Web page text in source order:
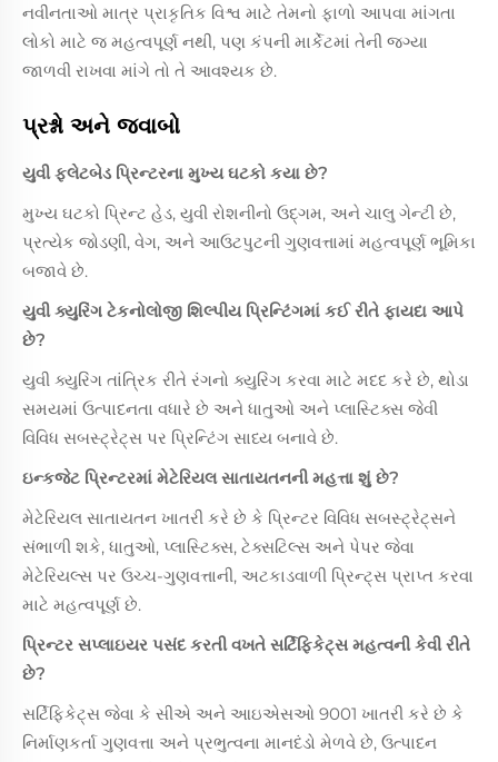
નવીનતાઓ માત્ર પ્રાકૃતિક વિશ્વ માટે તેમનો ફાળો આપવા માંગતા
લોકો માટે જ મહત્વપૂર્ણ નથી, પણ કંપની માર્કેટમાં તેની જગ્યા
જાળવી રાખવા માંગે તો તે આવશ્યક છે.
પ્રશ્નો અને જવાબો
યુવી ફ્લેટબેડ પ્રિન્ટરના મુખ્ય ઘટકો કયા છે?
મુખ્ય ઘટકો પ્રિન્ટ હેડ, યુવી રોશનીનો ઉદ્ગમ, અને ચાલુ ગેન્ટી છે,
પ્રત્યેક જોડણી, વેગ, અને આઉટપુટની ગુણવત્તામાં મહત્વપૂર્ણ ભૂમિકા
બજાવે છે.
યુવી ક્યુરિંગ ટેકનોલોજી શિલ્પીય પ્રિન્ટિંગમાં કઈ રીતે ફાયદા આપે
છે?
યુવી ક્યુરિંગ તાંત્રિક રીતે રંગનો ક્યુરિંગ કરવા માટે મદદ કરે છે, થોડા
સમયમાં ઉત્પાદનતા વધારે છે અને ધાતુઓ અને પ્લાસ્ટિક્સ જેવી
વિવિધ સબસ્ટ્રેટ્સ પર પ્રિન્ટિંગ સાધ્ય બનાવે છે.
ઇન્કજેટ પ્રિન્ટરમાં મેટેરિયલ સાતાયતનની મહત્તા શું છે?
મેટેરિયલ સાતાયતન ખાતરી કરે છે કે પ્રિન્ટર વિવિધ સબસ્ટ્રેટ્સને
સંભાળી શકે, ધાતુઓ, પ્લાસ્ટિક્સ, ટેક્સટિલ્સ અને પેપર જેવા
મેટેરિયલ્સ પર ઉચ્ચ-ગુણવત્તાની, અટકાડવાળી પ્રિન્ટ્સ પ્રાપ્ત કરવા
માટે મહત્વપૂર્ણ છે.
પ્રિન્ટર સપ્લાઇયર પસંદ કરતી વખતે સર્ટિફિકેટ્સ મહત્વની કેવી રીતે
છે?
સર્ટિફિકેટ્સ જેવા કે સીએ અને આઇએસઓ 9001 ખાતરી કરે છે કે
નિર્માણકર્તા ગુણવત્તા અને પ્રભુત્વના માનદંડો મેળવે છે, ઉત્પાદન